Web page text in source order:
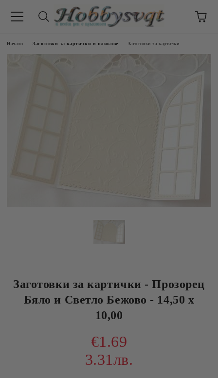
Начало Заготовки за картички и пликове Заготовки за картички
Заготовки за картички - Прозорец
Бяло и Светло Бежово - 14,50 х
10,00
€1.69
3.31лв.